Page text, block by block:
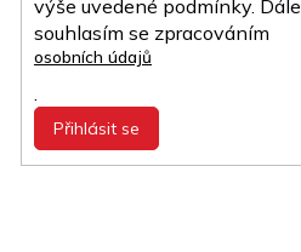
výše uvedené podmínky. Dále
souhlasím se zpracováním
osobních údajů
.
Přihlásit se